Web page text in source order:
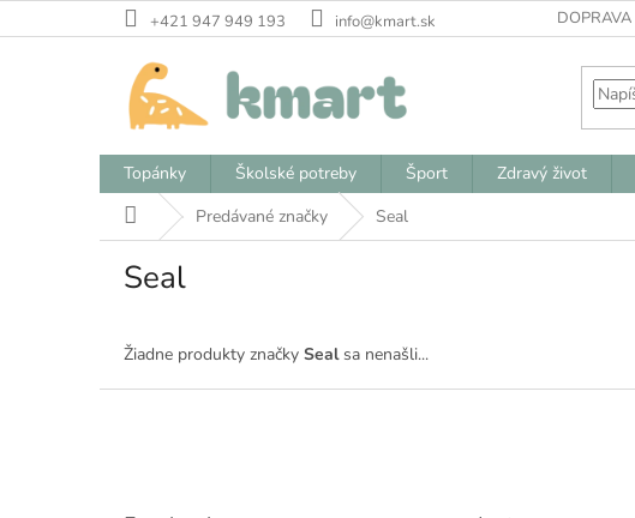
na
+421 947 949 193 info@kmart.sk DOPRAVA
Topánky Školské potreby Šport Zdravý život
DomovPredávané značky Seal
Seal
Žiadne produkty značky Sealsa nenašli...